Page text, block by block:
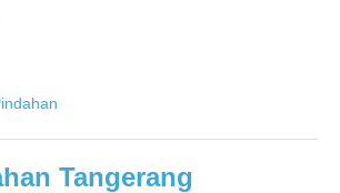
Tangerang